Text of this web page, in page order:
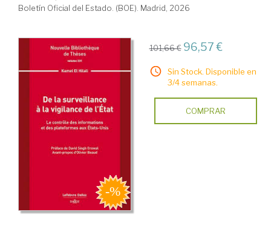
Boletín Oficial del Estado. (BOE). Madrid, 2026
101,66 € 96,57 €
Sin Stock. Disponible en
3/4 semanas.
COMPRAR